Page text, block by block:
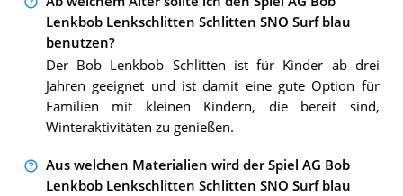
Lenkbob Lenkschlitten Schlitten SNO Surf blau
benutzen?
Der Bob Lenkbob Schlitten ist für Kinder ab drei
Jahren geeignet und ist damit eine gute Option für
Familien mit kleinen Kindern, die bereit sind,
Winteraktivitäten zu genießen.
Aus welchen Materialien wird der Spiel AG Bob
Lenkbob Lenkschlitten Schlitten SNO Surf blau